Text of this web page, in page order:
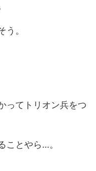
う。
ってトリオン兵をつ
ことやら…。